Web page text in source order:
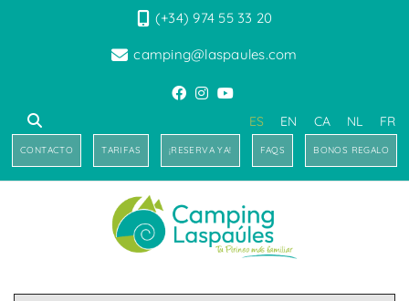
(+34) 974 55 33 20
camping@laspaules.com
ES EN CA NL FR
CONTACTO TARIFAS ¡RESERVA YA! FAQS BONOS REGALO